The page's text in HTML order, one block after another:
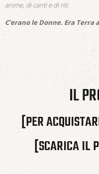
anime, di canti e di riti.
C’erano le Donne. Era Terra
IL
[PER
[SCARICA IL